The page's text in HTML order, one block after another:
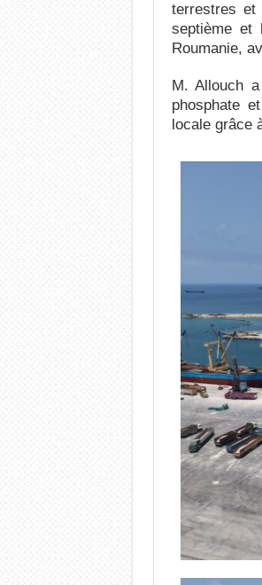
terrestres et
septième et
Roumanie,
M. Allouch
phosphate
locale grâce